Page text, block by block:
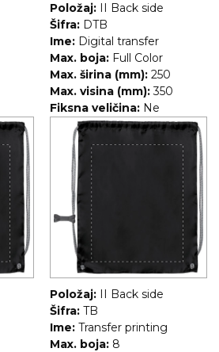
Položaj:
II Back side
Šifra: DTB
Ime: Digital transfer
Max. boja: Full Color
Max. širina (mm): 250
Max. visina (mm): 350
Fiksna veličina: Ne
Položaj: II Back side
Šifra: TB
Ime: Transfer printing
Max. boja: 8